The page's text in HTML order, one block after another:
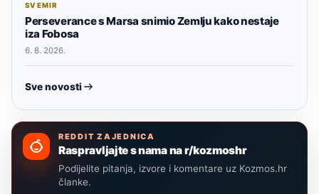
SVEMIR
Perseverance s Marsa snimio Zemlju kako nestaje
iza Fobosa
6. 8. 2026.
Sve novosti
REDDIT ZAJEDNICA
Raspravljajte s nama na r/kozmoshr
Podijelite pitanja, izvore i komentare uz Kozmos.hr
članke.